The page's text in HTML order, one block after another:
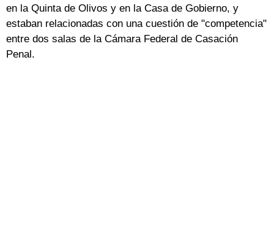
en la Quinta de Olivos y en la Casa de Gobierno, y
estaban relacionadas con una cuestión de "competencia"
entre dos salas de la Cámara Federal de Casación
Penal.